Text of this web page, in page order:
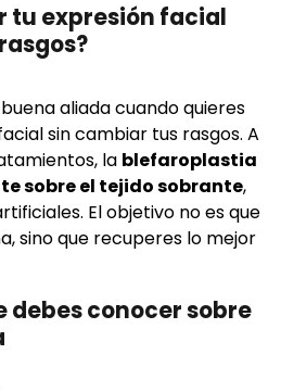
tu expresión facial
aliada cuando quieres
sin cambiar tus rasgos. A
la blefaroplastia
sobre el tejido sobrante,
El objetivo no es que
sino que recuperes lo mejor
debes conocer sobre